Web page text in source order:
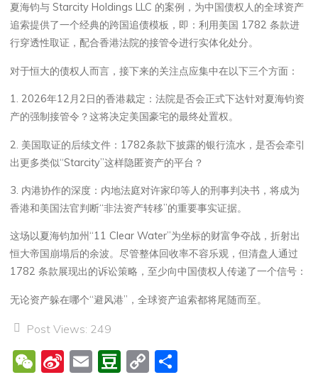
夏海钧与 Starcity Holdings LLC 的案例，为中国债权人的全球资产
追索提供了一个经典的跨国追债模板，即：利用美国 1782 条款进
行穿透性取证，配合香港法院的接管令进行实体化处分。
对于恒大的债权人而言，接下来的关注点应集中在以下三个方面：
1. 2026年12月2日的香港裁定：法院是否会正式下达针对夏海钧资
产的强制接管令？这将决定美国豪宅的最终处置权。
2. 美国取证的后续文件：1782条款下披露的银行流水，是否会牵引
出更多类似“Starcity”这样隐匿资产的平台？
3. 内港协作的深度：内地法庭对许家印等人的刑事判决书，将成为
香港和美国法官判断“非法资产转移”的重要事实证据。
这场以夏海钧加州“11 Clear Water”为坐标的财富争夺战，折射出
恒大帝国崩塌后的余波。尽管整体回收率不容乐观，但清盘人通过
1782 条款展现出的诉讼策略，至少向中国债权人传递了一个信号：
无论资产躲在哪个“避风港”，全球资产追索都将尾随而至。
Post Views: 249
W Si E
D C